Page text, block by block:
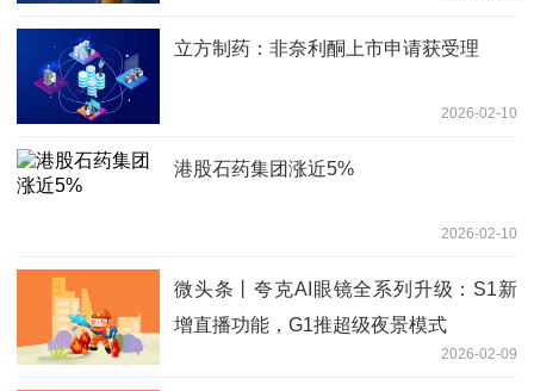
立方制药：非奈利酮上市申请获受理
2026-02-10
港股石药集团涨近5%
2026-02-10
微头条丨夸克AI眼镜全系列升级：S1新
增直播功能，G1推超级夜景模式
2026-02-09